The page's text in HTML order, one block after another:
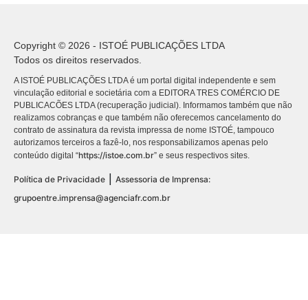
Copyright © 2026 - ISTOÉ PUBLICAÇÕES LTDA
Todos os direitos reservados.
A ISTOÉ PUBLICAÇÕES LTDA é um portal digital independente e sem
vinculação editorial e societária com a EDITORA TRES COMÉRCIO DE
PUBLICACÕES LTDA (recuperação judicial). Informamos também que não
realizamos cobranças e que também não oferecemos cancelamento do
contrato de assinatura da revista impressa de nome ISTOÉ, tampouco
autorizamos terceiros a fazê-lo, nos responsabilizamos apenas pelo
conteúdo digital “https://istoe.com.br” e seus respectivos sites.
Política de Privacidade
Assessoria de Imprensa:
grupoentre.imprensa@agenciafr.com.br